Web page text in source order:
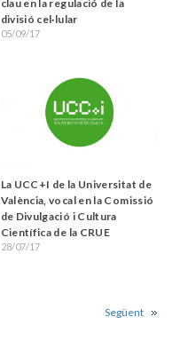
clau en la regulació de la
divisió cel·lular
05/09/17
La UCC+I de la Universitat de
València, vocal en la Comissió
de Divulgació i Cultura
Científica de la CRUE
28/07/17
Següent